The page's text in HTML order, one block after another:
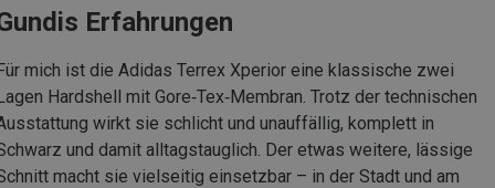
Erfahrungen
mich ist die Adidas Terrex Xperior eine klassische zwei
Hardshell mit Gore‑Tex‑Membran. Trotz der technischen
wirkt sie schlicht und unauffällig, komplett in
und damit alltagstauglich. Der etwas weitere, lässige
macht sie vielseitig einsetzbar – in der Stadt und am